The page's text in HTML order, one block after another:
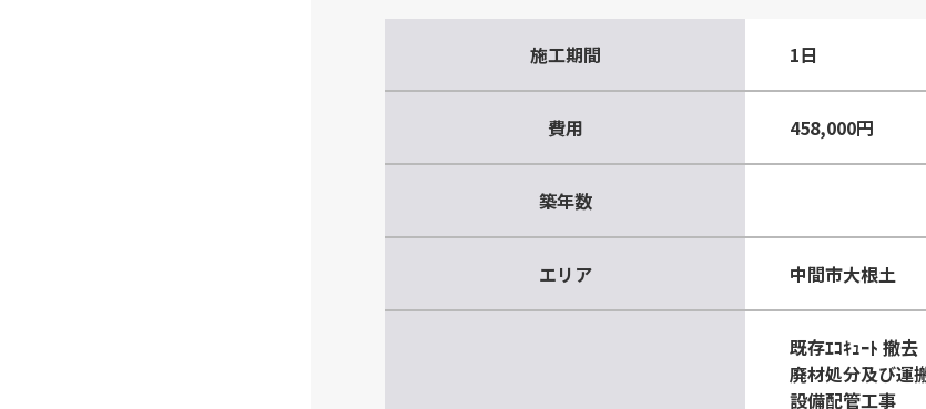
施工期間 1日
費用 458,000円
築年数
エリア 中間市大根土
既存ｴｺｷｭｰﾄ 撤去
廃材処分及び運
設備配管工事